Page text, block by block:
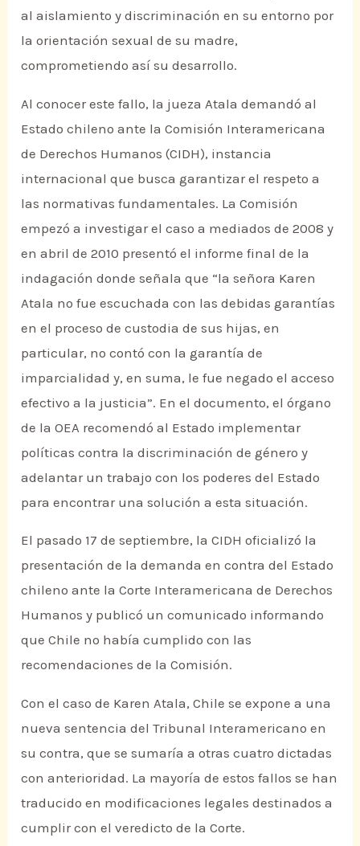
al aislamiento y discriminación en su entorno por
la orientación sexual de su madre,
comprometiendo así su desarrollo.
Al conocer este fallo, la jueza Atala demandó al
Estado chileno ante la Comisión Interamericana
de Derechos Humanos (CIDH), instancia
internacional que busca garantizar el respeto a
las normativas fundamentales. La Comisión
empezó a investigar el caso a mediados de 2008 y
en abril de 2010 presentó el informe final de la
indagación donde señala que “la señora Karen
Atala no fue escuchada con las debidas garantías
en el proceso de custodia de sus hijas, en
particular, no contó con la garantía de
imparcialidad y, en suma, le fue negado el acceso
efectivo a la justicia”. En el documento, el órgano
de la OEA recomendó al Estado implementar
políticas contra la discriminación de género y
adelantar un trabajo con los poderes del Estado
para encontrar una solución a esta situación.
El pasado 17 de septiembre, la CIDH oficializó la
presentación de la demanda en contra del Estado
chileno ante la Corte Interamericana de Derechos
Humanos y publicó un comunicado informando
que Chile no había cumplido con las
recomendaciones de la Comisión.
Con el caso de Karen Atala, Chile se expone a una
nueva sentencia del Tribunal Interamericano en
su contra, que se sumaría a otras cuatro dictadas
con anterioridad. La mayoría de estos fallos se han
traducido en modificaciones legales destinados a
cumplir con el veredicto de la Corte.